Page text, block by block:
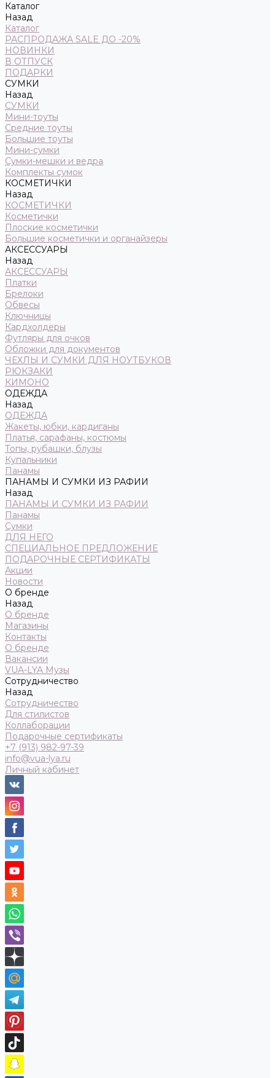
Каталог
Назад
Каталог
РАСПРОДАЖА SALE ДО -20%
НОВИНКИ
В ОТПУСК
ПОДАРКИ
СУМКИ
Назад
СУМКИ
Мини-тоуты
Средние тоуты
Большие тоуты
Мини-сумки
Сумки-мешки и ведра
Комплекты сумок
КОСМЕТИЧКИ
Назад
КОСМЕТИЧКИ
Косметички
Плоские косметички
Большие косметички и органайзеры
АКСЕССУАРЫ
Назад
АКСЕССУАРЫ
Платки
Брелоки
Обвесы
Ключницы
Кардхолдеры
Футляры для очков
Обложки для документов
ЧЕХЛЫ И СУМКИ ДЛЯ НОУТБУКОВ
РЮКЗАКИ
КИМОНО
ОДЕЖДА
Назад
ОДЕЖДА
Жакеты, юбки, кардиганы
Платья, сарафаны, костюмы
Топы, рубашки, блузы
Купальники
Панамы
ПАНАМЫ И СУМКИ ИЗ РАФИИ
Назад
ПАНАМЫ И СУМКИ ИЗ РАФИИ
Панамы
Сумки
ДЛЯ НЕГО
СПЕЦИАЛЬНОЕ ПРЕДЛОЖЕНИЕ
ПОДАРОЧНЫЕ СЕРТИФИКАТЫ
Акции
Новости
О бренде
Назад
О бренде
Магазины
Контакты
О бренде
Вакансии
VUA-LYA Музы
Сотрудничество
Назад
Сотрудничество
Для стилистов
Коллаборации
Подарочные сертификаты
+7 (913) 982-97-39
info@vua-lya.ru
Личный кабинет